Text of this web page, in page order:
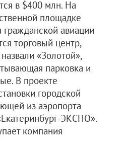
в $400 млн. На
площадке
гражданской авиации
торговый центр,
«Золотой»,
парковка и
В проекте
городской
из аэропорта
ЭКСПО».
компания